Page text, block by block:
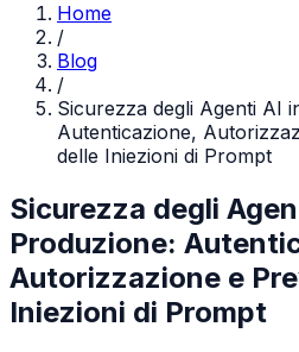
Home
/
Blog
/
Sicurezza degli Agenti AI
Autenticazione,
delle Iniezioni di Prompt
Sicurezza degli
Produzione:
Autorizzazione e
Iniezioni di Prompt